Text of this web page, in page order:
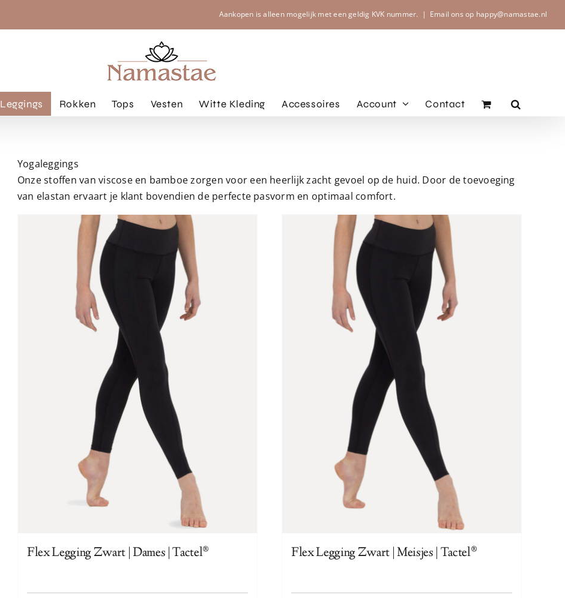
Aankopen is alleen mogelijk met een geldig KVK nummer. | Email ons op happy@namastae.nl
Leggings Rokken Tops Vesten Witte Kleding Accessoires Account Contact
Yogaleggings
Onze stoffen van viscose en bamboe zorgen voor een heerlijk zacht gevoel op de huid. Door de toevoeging
van elastan ervaart je klant bovendien de perfecte pasvorm en optimaal comfort.
Flex Legging Zwart | Dames | Tactel® Flex Legging Zwart | Meisjes | Tactel®